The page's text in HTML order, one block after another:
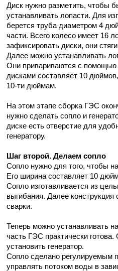
Диск нужно разметить, чтобы
устанавливать лопасти. Для
берется труба диаметром 4
части. Всего колесо имеет 16
зафиксировать диски, они
Далее можно устанавливать
Они привариваются с помощью
дисками составляет 10
10-ти дюймам.
На этом этапе сборка ГЭС
нужно сделать сопло и
диске есть отверстие для
генератору.
Шаг второй. Делаем сопло
Сопло нужно для того, чтобы
Его ширина составляет 10
Сопло изготавливается из
выгибания. Далее
сварки.
Теперь можно устанавливать
часть ГЭС практически
установить генератор.
Сопло сделано регулируемым
управлять потоком воды в